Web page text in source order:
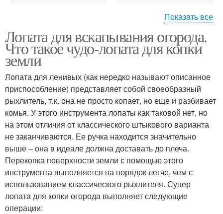
Лопата с упором
Показать все
Лопата для вскапывания огорода.
Что такое чудо-лопата для копки
земли
Лопата для ленивых (как нередко называют описанное
приспособление) представляет собой своеобразный
рыхлитель, т.к. она не просто копает, но еще и разбивает
комья. У этого инструмента лопаты как таковой нет, но
на этом отличия от классического штыкового варианта
не заканчиваются. Ее ручка находится значительно
выше – она в идеале должна доставать до плеча.
Перекопка поверхности земли с помощью этого
инструмента выполняется на порядок легче, чем с
использованием классического рыхлителя. Супер
лопата для копки огорода выполняет следующие
операции: